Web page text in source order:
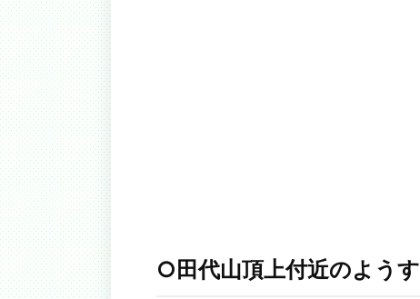
○田代山頂上付近のようす